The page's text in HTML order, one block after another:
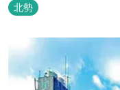
北勢